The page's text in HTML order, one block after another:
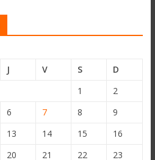
J V S
D
1
2
6 7 8
9
13 14 15
16
20 21 22
23